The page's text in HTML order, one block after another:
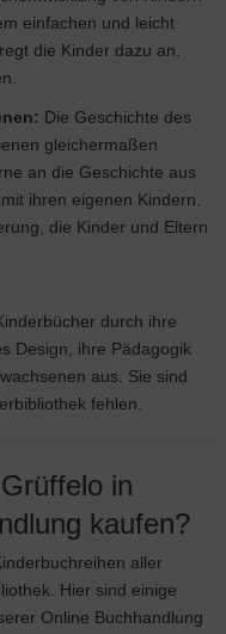
einfachen und leicht
die Kinder dazu an,
Die Geschichte des
gleichermaßen
an die Geschichte aus
ihren eigenen Kindern.
die Kinder und Eltern
durch ihre
Design, ihre Pädagogik
aus. Sie sind
fehlen.
in
kaufen?
aller
Hier sind einige
Online Buchhandlung